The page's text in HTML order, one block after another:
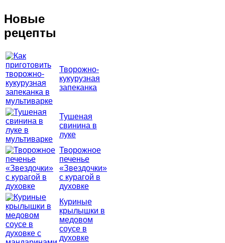
Новые
рецепты
Творожно-
кукурузная
запеканка
Тушеная
свинина в
луке
Творожное
печенье
«Звездочки»
с курагой в
духовке
Куриные
крылышки в
медовом
соусе в
духовке